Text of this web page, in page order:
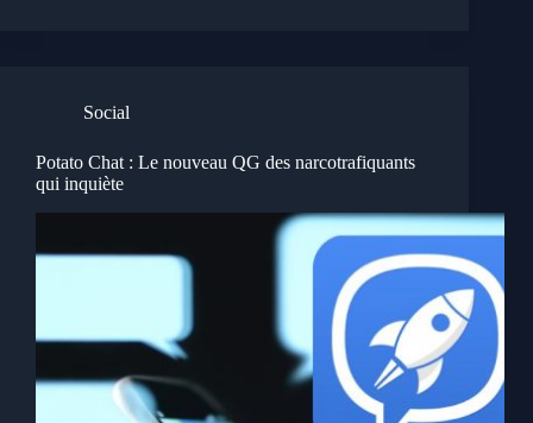
Social
Potato Chat : Le nouveau QG des narcotrafiquants
qui inquiète